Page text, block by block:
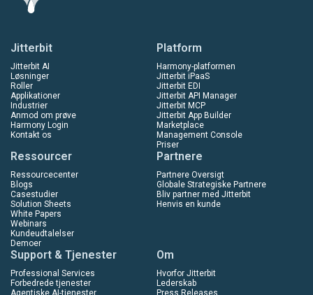
Jitterbit
Jitterbit AI
Løsninger
Roller
Applikationer
Industrier
Anmod om prøve
Harmony Login
Kontakt os
Platform
Harmony-platformen
Jitterbit iPaaS
Jitterbit EDI
Jitterbit API Manager
Jitterbit MCP
Jitterbit App Builder
Marketplace
Management Console
Priser
Ressourcer
Ressourcecenter
Blogs
Casestudier
Solution Sheets
White Papers
Webinars
Kundeudtalelser
Demoer
Partnere
Partnere Oversigt
Globale Strategiske Partnere
Bliv partner med Jitterbit
Henvis en kunde
Support & Tjenester
Professional Services
Forbedrede tjenester
Agentiske AI-tjenester
Om
Hvorfor Jitterbit
Lederskab
Press Releases